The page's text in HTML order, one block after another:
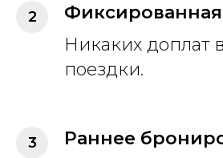
Никаких доплат
поездки.
Раннее